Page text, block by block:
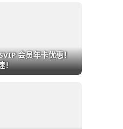
会员年卡优惠！
！